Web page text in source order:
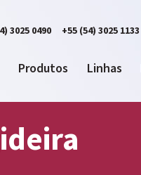
3025 0490 +55 (54) 3025 1133
Produtos Linhas